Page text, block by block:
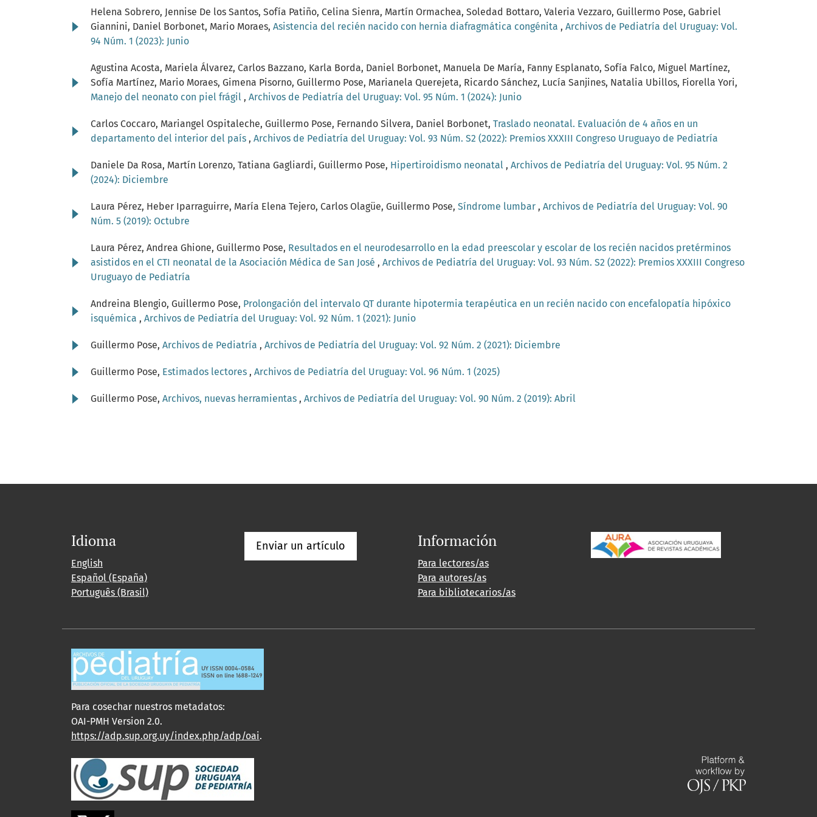
Helena Sobrero, Jennise De los Santos, Sofía Patiño, Celina Sienra, Martín Ormachea, Soledad Bottaro, Valeria Vezzaro, Guillermo Pose, Gabriel
Giannini, Daniel Borbonet, Mario Moraes, Asistencia del recién nacido con hernia diafragmática congénita , Archivos de Pediatría del Uruguay: Vol.
94 Núm. 1 (2023): Junio
Agustina Acosta, Mariela Álvarez, Carlos Bazzano, Karla Borda, Daniel Borbonet, Manuela De María, Fanny Esplanato, Sofía Falco, Miguel Martínez,
Sofía Martínez, Mario Moraes, Gimena Pisorno, Guillermo Pose, Marianela Querejeta, Ricardo Sánchez, Lucía Sanjines, Natalia Ubillos, Fiorella Yori,
Manejo del neonato con piel frágil , Archivos de Pediatría del Uruguay: Vol. 95 Núm. 1 (2024): Junio
Carlos Coccaro, Mariangel Ospitaleche, Guillermo Pose, Fernando Silvera, Daniel Borbonet, Traslado neonatal. Evaluación de 4 años en un
departamento del interior del país , Archivos de Pediatría del Uruguay: Vol. 93 Núm. S2 (2022): Premios XXXIII Congreso Uruguayo de Pediatría
Daniele Da Rosa, Martín Lorenzo, Tatiana Gagliardi, Guillermo Pose, Hipertiroidismo neonatal , Archivos de Pediatría del Uruguay: Vol. 95 Núm. 2
(2024): Diciembre
Laura Pérez, Heber Iparraguirre, María Elena Tejero, Carlos Olagüe, Guillermo Pose, Síndrome lumbar , Archivos de Pediatría del Uruguay: Vol. 90
Núm. 5 (2019): Octubre
Laura Pérez, Andrea Ghione, Guillermo Pose, Resultados en el neurodesarrollo en la edad preescolar y escolar de los recién nacidos pretérminos
asistidos en el CTI neonatal de la Asociación Médica de San José , Archivos de Pediatría del Uruguay: Vol. 93 Núm. S2 (2022): Premios XXXIII Congreso
Uruguayo de Pediatría
Andreina Blengio, Guillermo Pose, Prolongación del intervalo QT durante hipotermia terapéutica en un recién nacido con encefalopatía hipóxico
isquémica , Archivos de Pediatría del Uruguay: Vol. 92 Núm. 1 (2021): Junio
Guillermo Pose, Archivos de Pediatría , Archivos de Pediatría del Uruguay: Vol. 92 Núm. 2 (2021): Diciembre
Guillermo Pose, Estimados lectores , Archivos de Pediatría del Uruguay: Vol. 96 Núm. 1 (2025)
Guillermo Pose, Archivos, nuevas herramientas , Archivos de Pediatría del Uruguay: Vol. 90 Núm. 2 (2019): Abril
Idioma
English
Español (España)
Português (Brasil)
Enviar un artículo Información
Para lectores/as
Para autores/as
Para bibliotecarios/as
Para cosechar nuestros metadatos:
OAI-PMH Version 2.0.
https://adp.sup.org.uy/index.php/adp/oai.